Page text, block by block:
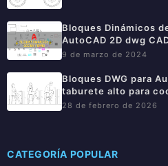
Bloques Dinámicos
AutoCAD 2D dwg
9 de marzo de 2024
Bloques DWG para
taburete alto para
28 de febrero de 2026
CATEGORÍA POPULAR